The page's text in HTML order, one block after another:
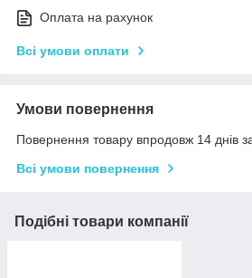
Оплата на рахунок
Всі умови оплати
Умови повернення
Повернення товару впродовж 14 днів
Всі умови повернення
Подібні товари компанії